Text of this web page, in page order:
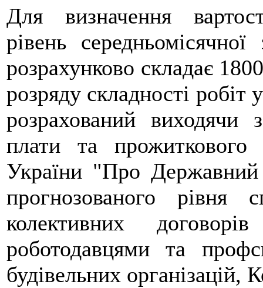
Для визначення
рівень
розрахунково складає
розряду складності робіт
розрахований виходячи
плати та прожиткового
України "Про
прогнозованого
колективних
роботодавцями та
будівельних організацій,